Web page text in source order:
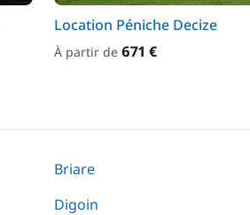
Location Péniche Decize
À partir de 671 €
Briare
Digoin